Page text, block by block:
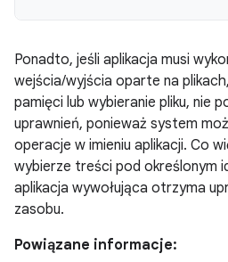
Ponadto, jeśli aplikacja musi
wejścia/wyjścia oparte na
pamięci lub wybieranie pliku, nie
uprawnień, ponieważ system
operacje w imieniu aplikacji. Co
wybierze treści pod określonym
aplikacja wywołująca otrzyma
zasobu.
Powiązane informacje: